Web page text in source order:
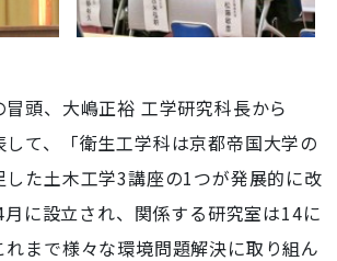
頭、大嶋正裕 工学研究科長から
て、「衛生工学科は京都帝国大学の
た土木工学3講座の1つが発展的に改
に設立され、関係する研究室は14に
れまで様々な環境問題解決に取り組ん